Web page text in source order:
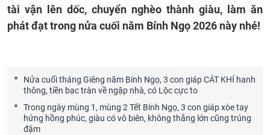
tài vận lên dốc, chuyển nghèo thành giàu, làm ăn
phát đạt trong nửa cuối năm Bính Ngọ 2026 này nhé!
Nửa cuối tháng Giêng năm Bính Ngọ, 3 con giáp CÁT KHÍ hanh
thông, tiền bạc tràn về ngập nhà, có Lộc cực to
Trong ngày mùng 1, mùng 2 Tết Bính Ngọ, 3 con giáp xòe tay
hứng hồng phúc, giàu có vô biên, không thắng lớn cũng trúng
đậm